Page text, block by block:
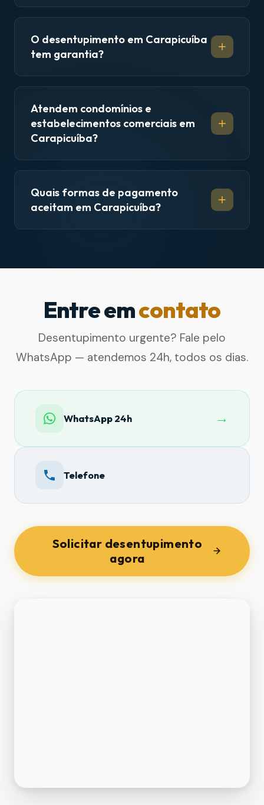
O desentupimento em Carapicuíba
tem garantia?
Atendem condomínios e
estabelecimentos comerciais em
Carapicuíba?
Quais formas de pagamento
aceitam em Carapicuíba?
Entre emcontato
Desentupimento urgente? Fale pelo
WhatsApp — atendemos 24h, todos os dias.
WhatsApp 24h →
Telefone
Solicitar desentupimento
agora